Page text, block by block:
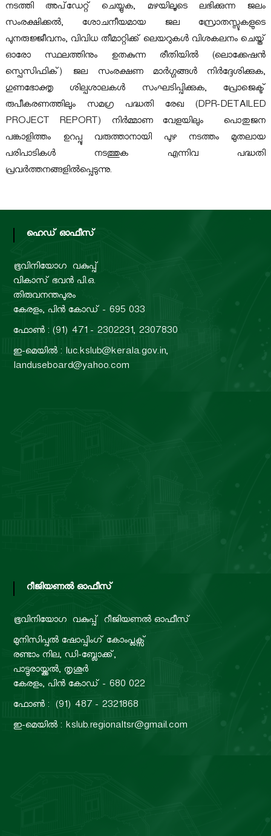
a
r
d
നടത്തി അപ്ഡേറ്റ് ചെയ്യുക, മഴയിലൂടെ ലഭിക്കുന്ന ജലം
സംരക്ഷിക്കൽ, ശോചനീയമായ ജല സ്രോതസ്സുകളുടെ
പുനരുജ്ജീവനം, വിവിധ തീമാറ്റിക്ക് ലെയറുകൾ വിശകലനം ചെയ്ത്
ഓരോ സ്ഥലത്തിനും ഉതകുന്ന രീതിയിൽ (ലൊക്കേഷൻ
സ്പെസിഫിക്) ജല സംരക്ഷണ മാർഗ്ഗങ്ങൾ നിർദ്ദേശിക്കുക,
ഗുണഭോക്തൃ ശില്പശാലകൾ സംഘടിപ്പിക്കുക, പ്രോജെക്ട്
രുപീകരണത്തിലും സമഗ്ര പദ്ധതി രേഖ (DPR-DETAILED
PROJECT REPORT) നിർമ്മാണ വേളയിലും പൊതുജന
പങ്കാളിത്തം ഉറപ്പു വരുത്താനായി പുഴ നടത്തം മുതലായ
പരിപാടികൾ നടത്തുക എന്നിവ പദ്ധതി
പ്രവർത്തനങ്ങളിൽപ്പെടുന്നു.
ഹെഡ് ഓഫീസ്
ഭൂവിനിയോഗ വകുപ്പ്
വികാസ് ഭവൻ പി.ഒ.
തിരുവനന്തപുരം
കേരളം, പിൻ കോഡ് - 695 033
ഫോൺ : (91) 471 - 2302231, 2307830
ഇ-മെയിൽ : luc.kslub@kerala.gov.in,
landuseboard@yahoo.com
റീജിയണൽ ഓഫീസ്
ഭൂവിനിയോഗ വകുപ്പ് റീജിയണൽ ഓഫീസ്
മുനിസിപ്പൽ ഷോപ്പിംഗ് കോംപ്ലക്സ്
രണ്ടാം നില, ഡി-ബ്ലോക്ക്,
പാട്ടുരായ്ക്കൽ, തൃശൂർ
കേരളം, പിൻ കോഡ് - 680 022
ഫോൺ : (91) 487 - 2321868
ഇ-മെയിൽ : kslub.regionaltsr@gmail.com